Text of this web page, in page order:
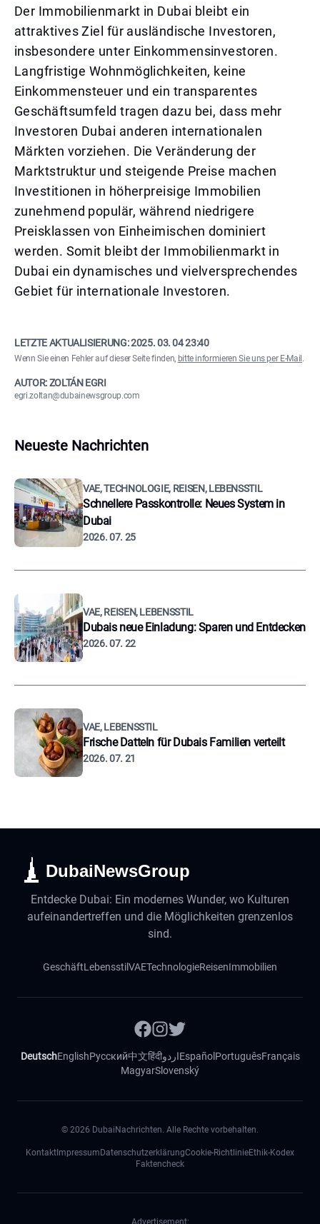
Der Immobilienmarkt in Dubai bleibt ein
attraktives Ziel für ausländische Investoren,
insbesondere unter Einkommensinvestoren.
Langfristige Wohnmöglichkeiten, keine
Einkommensteuer und ein transparentes
Geschäftsumfeld tragen dazu bei, dass mehr
Investoren Dubai anderen internationalen
Märkten vorziehen. Die Veränderung der
Marktstruktur und steigende Preise machen
Investitionen in höherpreisige Immobilien
zunehmend populär, während niedrigere
Preisklassen von Einheimischen dominiert
werden. Somit bleibt der Immobilienmarkt in
Dubai ein dynamisches und vielversprechendes
Gebiet für internationale Investoren.
LETZTE AKTUALISIERUNG:2025. 03. 04 23:40
Wenn Sie einen Fehler auf dieser Seite finden, bitte informieren Sie uns per E-Mail .
AUTOR: ZOLTÁN EGRI
egri.zoltan@dubainewsgroup.com
Neueste Nachrichten
VAE, TECHNOLOGIE, REISEN, LEBENSSTIL
Schnellere Passkontrolle: Neues System in
Dubai
2026. 07. 25
VAE, REISEN, LEBENSSTIL
Dubais neue Einladung: Sparen und Entdecken
2026. 07. 22
VAE, LEBENSSTIL
Frische Datteln für Dubais Familien verteilt
2026. 07. 21
DubaiNewsGroup
Entdecke Dubai: Ein modernes Wunder, wo Kulturen
aufeinandertreffen und die Möglichkeiten grenzenlos
sind.
GeschäftLebensstilVAETechnologieReisenImmobilien
DeutschEnglishРусский中文हिंदीاردوEspañol PortuguêsFrançais
MagyarSlovenský
© 2026 DubaiNachrichten. Alle Rechte vorbehalten.
Kontakt Impressum DatenschutzerklärungCookie-RichtlinieEthik-Kodex
Faktencheck
Advertisement: